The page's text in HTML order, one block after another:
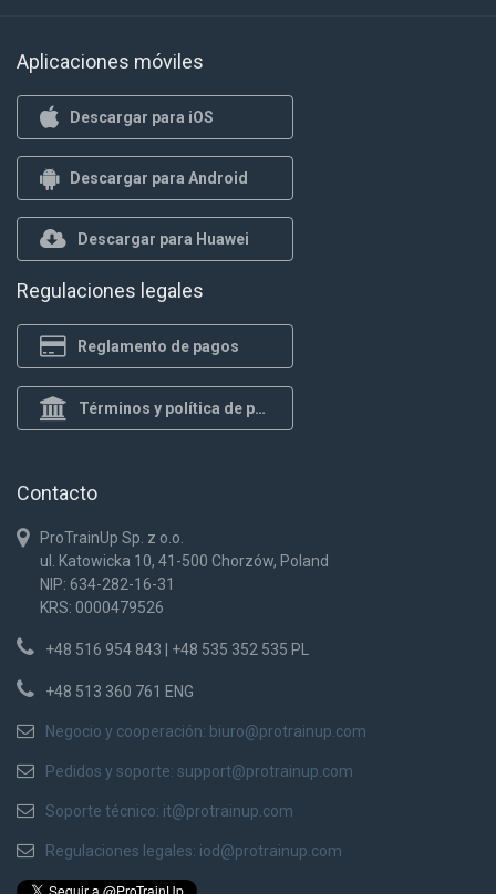
Aplicaciones móviles
Descargar para iOS
Descargar para Android
Descargar para Huawei
Regulaciones legales
Reglamento de pagos
Términos y política de privacidad
Contacto
ProTrainUp Sp. z o.o.
ul. Katowicka 10, 41-500 Chorzów, Poland
NIP: 634-282-16-31
KRS: 0000479526
+48 516 954 843 | +48 535 352 535 PL
+48 513 360 761 ENG
Negocio y cooperación: biuro@protrainup.com
Pedidos y soporte: support@protrainup.com
Soporte técnico: it@protrainup.com
Regulaciones legales: iod@protrainup.com